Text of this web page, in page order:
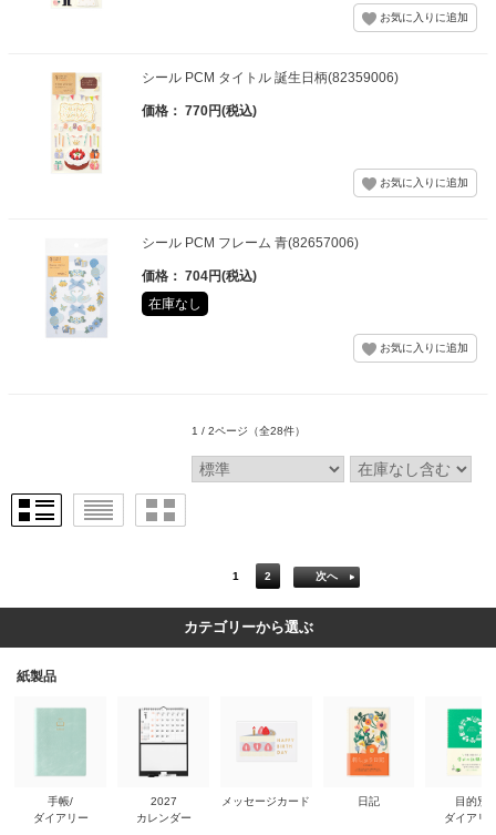
シール PCM タイトル 誕生日柄(82359006)
価格： 770円(税込)
シール PCM フレーム 青(82657006)
価格： 704円(税込)
在庫なし
1 / 2ページ （全28件）
1 2 次へ
カテゴリーから選ぶ
紙製品
手帳/
ダイアリー
2027
カレンダー
メッセージカード 日記
目的別
ダイアリ